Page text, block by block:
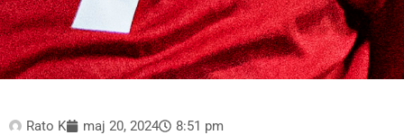
Rato K maj 20, 2024 8:51 pm